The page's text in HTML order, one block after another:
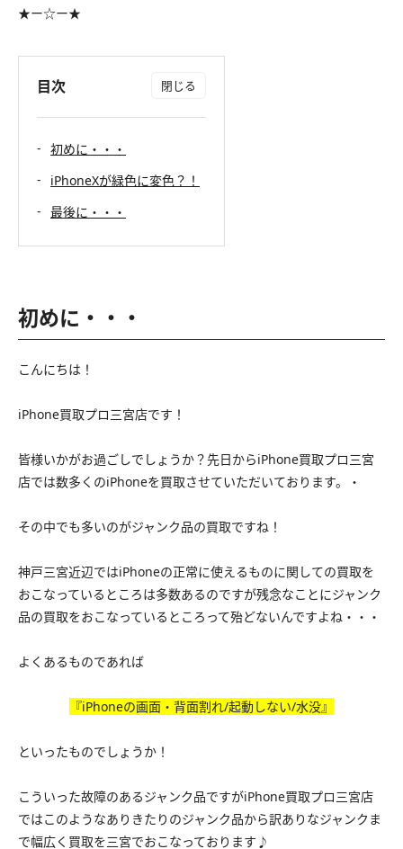
★ー☆ー★
目次
初めに・・・
iPhoneXが緑色に変色？！
最後に・・・
初めに・・・
こんにちは！
iPhone買取プロ三宮店です！
皆様いかがお過ごしでしょうか？先日からiPhone買取プロ三宮
店では数多くのiPhoneを買取させていただいております。・
その中でも多いのがジャンク品の買取ですね！
神戸三宮近辺ではiPhoneの正常に使えるものに関しての買取を
おこなっているところは多数あるのですが残念なことにジャンク
品の買取をおこなっているところって殆どないんですよね・・・
よくあるものであれば
『iPhoneの画面・背面割れ/起動しない/水没』
といったものでしょうか！
こういった故障のあるジャンク品ですがiPhone買取プロ三宮店
ではこのようなありきたりのジャンク品から訳ありなジャンクま
で幅広く買取を三宮でおこなっております♪